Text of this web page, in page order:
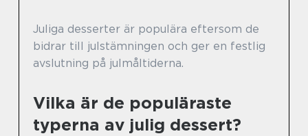
Juliga desserter är populära eftersom de
bidrar till julstämningen och ger en festlig
avslutning på julmåltiderna.
Vilka är de populäraste
typerna av julig dessert?